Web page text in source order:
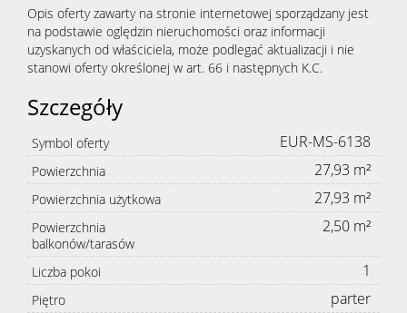
Opis oferty zawarty na stronie internetowej sporządzany jest
na podstawie oględzin nieruchomości oraz informacji
uzyskanych od właściciela, może podlegać aktualizacji i nie
stanowi oferty określonej w art. 66 i następnych K.C.
Szczegóły
Symbol oferty EUR-MS-6138
Powierzchnia 27,93 m²
Powierzchnia użytkowa 27,93 m²
Powierzchnia
balkonów/tarasów
2,50 m²
Liczba pokoi 1
Piętro parter